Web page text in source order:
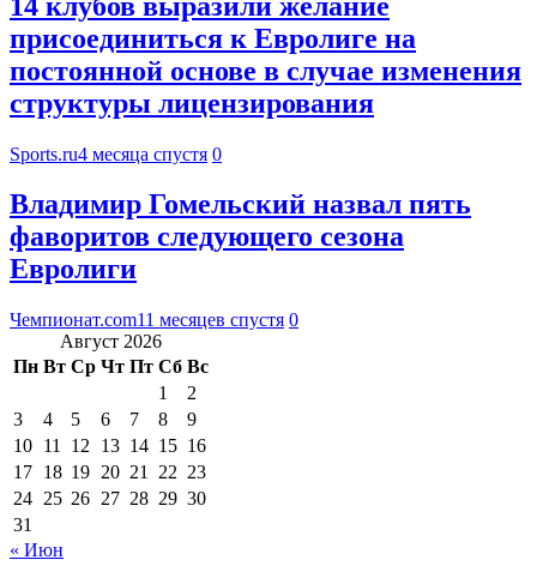
присоединиться к Евролиге на
постоянной основе в случае изменения
структуры лицензирования
Sports.ru4 месяца спустя 0
Владимир Гомельский назвал пять
фаворитов следующего сезона
Евролиги
Чемпионат.com11 месяцев спустя 0
Август 2026
Пн Вт Ср Чт Пт Сб Вс
1
2
3
4 5 6 7 8
9
10 11 12 13 14 15 16
17 18 19 20 21 22 23
24 25 26 27 28 29 30
31
« Июн